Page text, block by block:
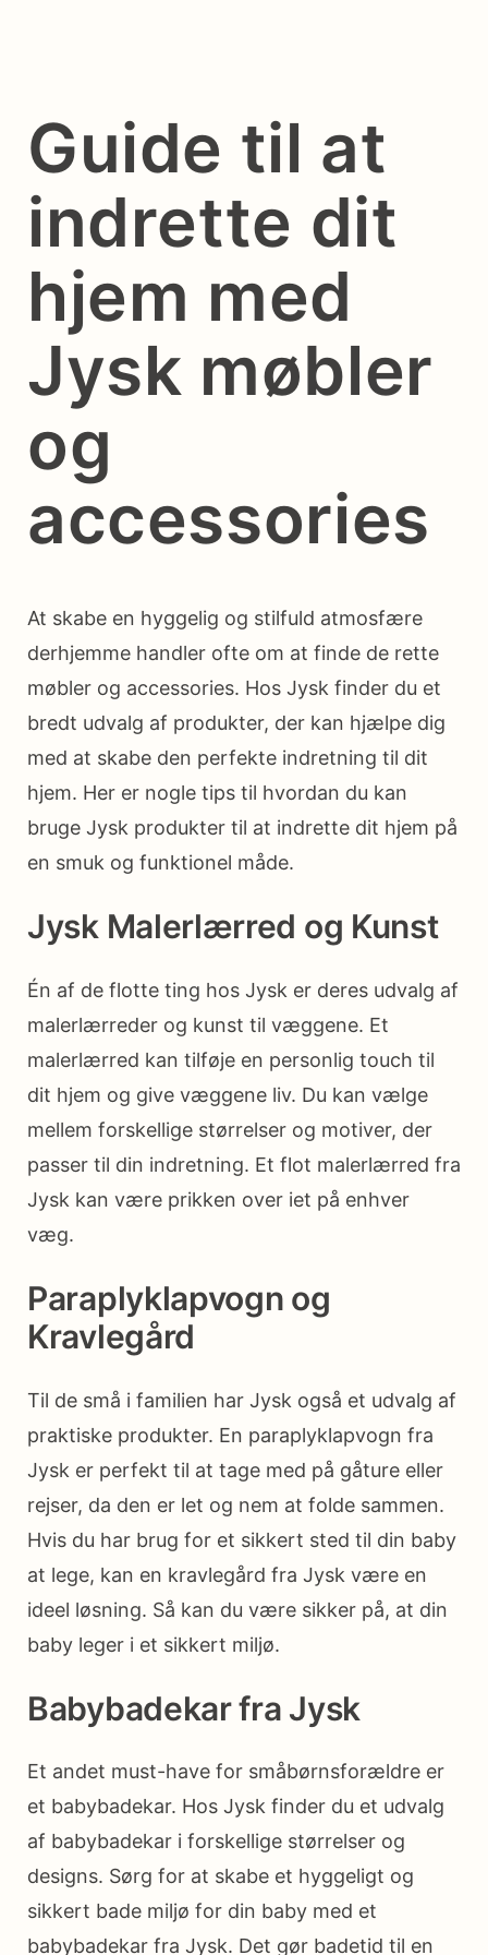
Guide til at
indrette dit
hjem med
Jysk møbler
og
accessories
At skabe en hyggelig og stilfuld atmosfære
derhjemme handler ofte om at finde de rette
møbler og accessories. Hos Jysk finder du et
bredt udvalg af produkter, der kan hjælpe dig
med at skabe den perfekte indretning til dit
hjem. Her er nogle tips til hvordan du kan
bruge Jysk produkter til at indrette dit hjem på
en smuk og funktionel måde.
Jysk Malerlærred og Kunst
Én af de flotte ting hos Jysk er deres udvalg af
malerlærreder og kunst til væggene. Et
malerlærred kan tilføje en personlig touch til
dit hjem og give væggene liv. Du kan vælge
mellem forskellige størrelser og motiver, der
passer til din indretning. Et flot malerlærred fra
Jysk kan være prikken over iet på enhver
væg.
Paraplyklapvogn og
Kravlegård
Til de små i familien har Jysk også et udvalg af
praktiske produkter. En paraplyklapvogn fra
Jysk er perfekt til at tage med på gåture eller
rejser, da den er let og nem at folde sammen.
Hvis du har brug for et sikkert sted til din baby
at lege, kan en kravlegård fra Jysk være en
ideel løsning. Så kan du være sikker på, at din
baby leger i et sikkert miljø.
Babybadekar fra Jysk
Et andet must-have for småbørnsforældre er
et babybadekar. Hos Jysk finder du et udvalg
af babybadekar i forskellige størrelser og
designs. Sørg for at skabe et hyggeligt og
sikkert bade miljø for din baby med et
babybadekar fra Jysk. Det gør badetid til en